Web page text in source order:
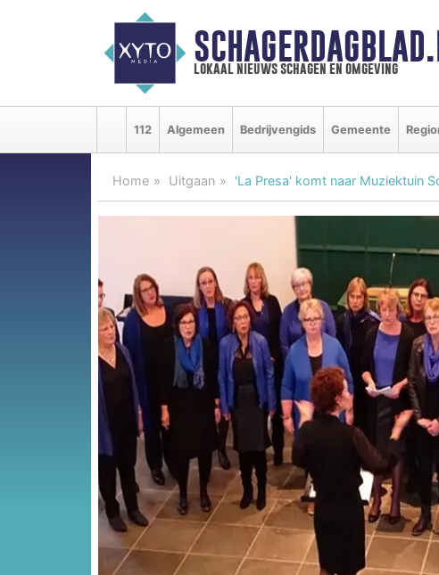
lokaal nieuws schagen en omgeving
112 Algemeen Bedrijvengids Gemeente
Home Uitgaan 'La Presa' komt naar Muziektuin